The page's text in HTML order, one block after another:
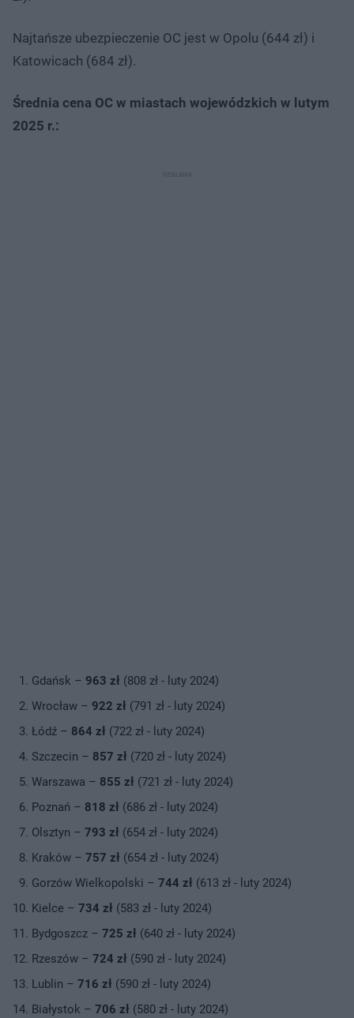
Najtańsze ubezpieczenie OC jest w Opolu (644 zł) i
Katowicach (684 zł).
Średnia cena OC w miastach wojewódzkich w lutym
2025 r.:
Gdańsk – 963 zł (808 zł - luty 2024)
Wrocław – 922 zł (791 zł - luty 2024)
Łódź – 864 zł (722 zł - luty 2024)
Szczecin – 857 zł (720 zł - luty 2024)
Warszawa – 855 zł (721 zł - luty 2024)
Poznań – 818 zł (686 zł - luty 2024)
Olsztyn – 793 zł (654 zł - luty 2024)
Kraków – 757 zł (654 zł - luty 2024)
Gorzów Wielkopolski – 744 zł (613 zł - luty 2024)
Kielce – 734 zł (583 zł - luty 2024)
Bydgoszcz – 725 zł (640 zł - luty 2024)
Rzeszów – 724 zł (590 zł - luty 2024)
Lublin – 716 zł (590 zł - luty 2024)
Białystok – 706 zł (580 zł - luty 2024)